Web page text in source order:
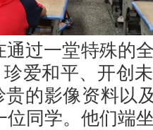
过一堂特殊的全
爱和平、开创
的影像资料以
位同学。他们端